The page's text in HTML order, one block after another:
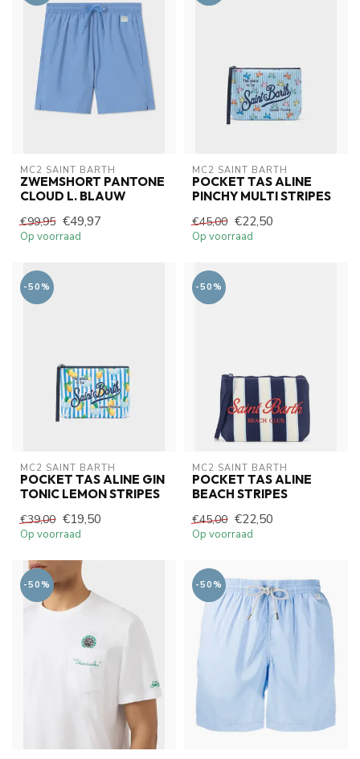
MC2 SAINT BARTH
ZWEMSHORT PANTONE
CLOUD L. BLAUW
€99,95 €49,97
Op voorraad
MC2 SAINT BARTH
POCKET TAS ALINE
PINCHY MULTI STRIPES
€45,00 €22,50
Op voorraad
-50%
MC2 SAINT BARTH
POCKET TAS ALINE GIN
TONIC LEMON STRIPES
€39,00 €19,50
Op voorraad
-50%
MC2 SAINT BARTH
POCKET TAS ALINE
BEACH STRIPES
€45,00 €22,50
Op voorraad
-50% -50%